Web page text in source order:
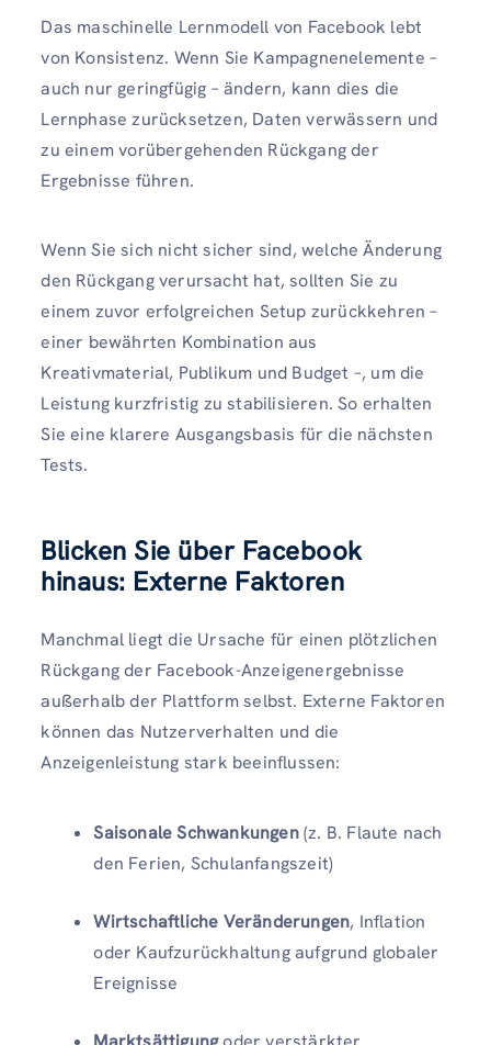
Das maschinelle Lernmodell von Facebook lebt
von Konsistenz. Wenn Sie Kampagnenelemente –
auch nur geringfügig – ändern, kann dies die
Lernphase zurücksetzen, Daten verwässern und
zu einem vorübergehenden Rückgang der
Ergebnisse führen.
Wenn Sie sich nicht sicher sind, welche Änderung
den Rückgang verursacht hat, sollten Sie zu
einem zuvor erfolgreichen Setup zurückkehren –
einer bewährten Kombination aus
Kreativmaterial, Publikum und Budget –, um die
Leistung kurzfristig zu stabilisieren. So erhalten
Sie eine klarere Ausgangsbasis für die nächsten
Tests.
Blicken Sie über Facebook
hinaus: Externe Faktoren
Manchmal liegt die Ursache für einen plötzlichen
Rückgang der Facebook-Anzeigenergebnisse
außerhalb der Plattform selbst. Externe Faktoren
können das Nutzerverhalten und die
Anzeigenleistung stark beeinflussen:
Saisonale Schwankungen(z. B. Flaute nach
den Ferien, Schulanfangszeit)
Wirtschaftliche Veränderungen, Inflation
oder Kaufzurückhaltung aufgrund globaler
Ereignisse